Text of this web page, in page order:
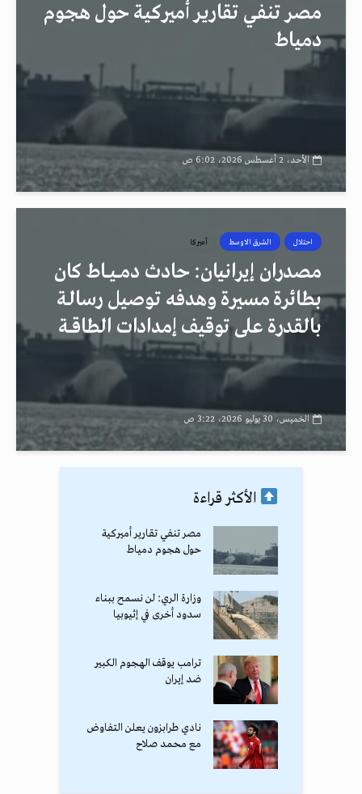
مصر تنفي تقارير أميركية حول هجوم
دمياط
الأحد، 2 أغسطس 2026، 6:02 ص
احتلال الشرق الاوسط أميركا
مصدران إيرانيان: حادث دمــيــاط كان
بطائرة مسيرة وهدفه توصيل رسالـة
بالقدرة على توقيف إمدادات الطاقــة
الخميس، 30 يوليو 2026، 3:22 ص
الأكثر قراءة
مصر تنفي تقارير أميركية
حول هجوم دمياط
وزارة الري: لن نسمح ببناء
سدود أخرى في إثيوبيا
ترامب يوقف الهجوم الكبير
ضد إيران
نادي طرابزون يعلن التفاوض
مع محمد صلاح